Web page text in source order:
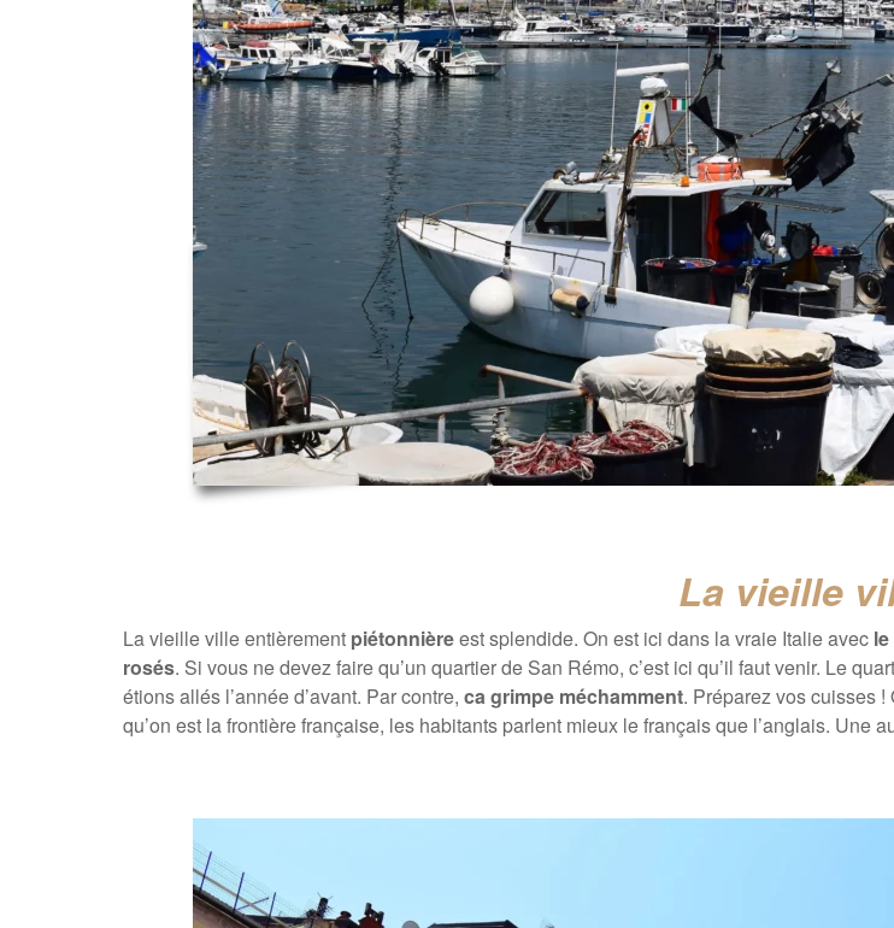
La vieille
La vieille ville entièrement piétonnièreest splendide. On est ici dans la vraie Italie avec
rosés. Si vous ne devez faire qu’un quartier de San Rémo, c’est ici qu’il faut venir. Le
étions allés l’année d’avant. Par contre, ca grimpe méchamment. Préparez vos cuisses !
qu’on est la frontière française, les habitants parlent mieux le français que l’anglais. Une